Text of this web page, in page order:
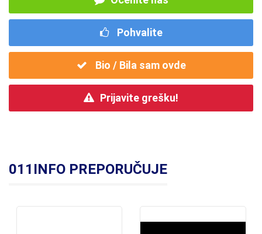
Pohvalite
Bio / Bila sam ovde
Prijavite grešku!
011INFO PREPORUČUJE